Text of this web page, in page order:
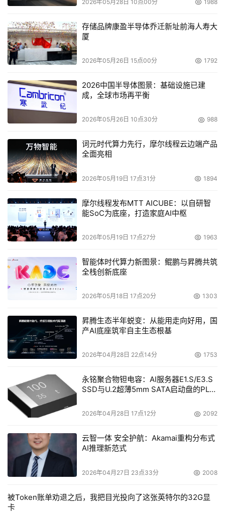
息安全不应轻信美企承诺》的报道。人同此心，心同此理：
运营商掌握了大量客户个人资料，说给谁就给谁，说泄露就
泄露，用户没有一点话语权，自然不会放心。
所以，针对眼下层出不穷的互联网泄密事件，立法者首先要
泄密有何责任?
本文来源于DOIT传媒，文章内容仅供参考，不构成投资建议。
2026年05月28日 10点00分 1988
存储品牌康盈半导体乔迁新址前海人寿大
厦
2026年05月26日 15点00分 1792
2026中国半导体图景：基础设施已建
成，全球市场再平衡
2026年05月26日 10点30分 988
词元时代算力先行，摩尔线程云边端产品
全面亮相
2026年05月19日 17点31分 1894
摩尔线程发布MTT AICUBE：以自研智
能SoC为底座，打造家庭AI中枢
2026年05月19日 17点27分 1963
智能体时代算力新图景：鲲鹏与昇腾共筑
全栈创新底座
2026年05月18日 17点20分 1303
昇腾生态半年蜕变：从能用走向好用，国
产AI底座筑牢自主生态根基
2026年04月28日 22点14分 1753
永铭聚合物钽电容：AI服务器E1.S/E3.S
SSD与U.2超薄5mm SATA启动盘的PLP
2026年04月28日 17点12分 2092
云智一体 安全护航：Akamai重构分布式
AI推理新范式
2026年04月27日 23点33分 2008
被Token账单劝退之后，我把目光投向了这张英特尔的32G显
卡